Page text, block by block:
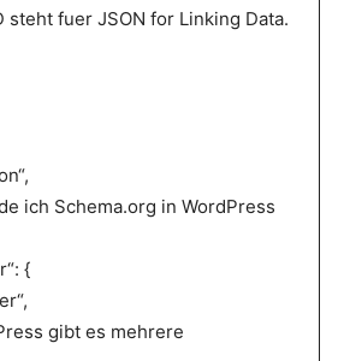
fuer JSON for Linking Data.
ich Schema.org in WordPress
{
gibt es mehrere